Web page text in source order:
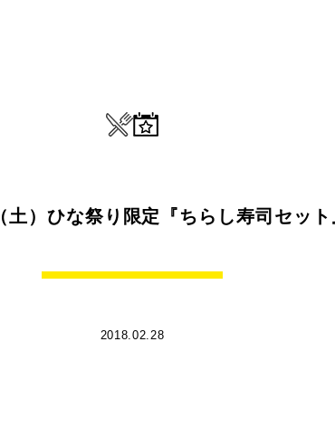
土）ひな祭り限定『ちらし寿司セット
2018.02.28